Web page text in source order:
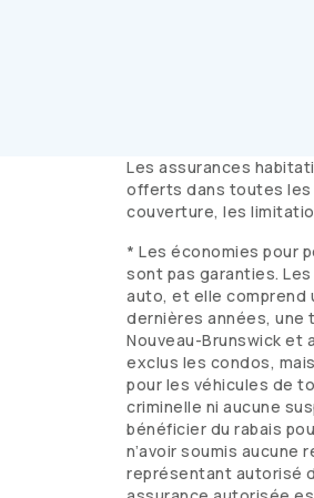
Les assurances
offerts dans toutes les
couverture, les
* Les économies pour
sont pas garanties.
auto, et elle comprend
dernières années, une
Nouveau-Brunswick et
exclus les condos,
pour les véhicules de
criminelle ni aucune
bénéficier du rabais
n’avoir soumis
représentant autorisé